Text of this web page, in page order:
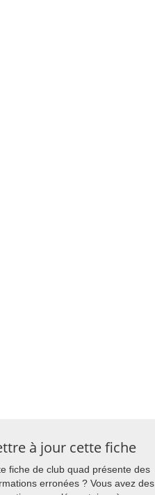
à jour cette fiche
fiche de club quad présente des
erronées ? Vous avez des